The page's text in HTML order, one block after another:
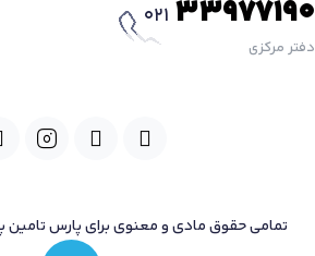
021 33977190
دفتر مرکزی
تمامی حقوق مادی و معنوی برای پارس